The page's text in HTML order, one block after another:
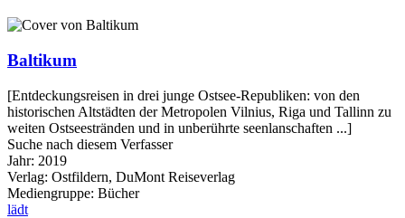
Baltikum
[Entdeckungsreisen in drei junge Ostsee-Republiken: von den
historischen Altstädten der Metropolen Vilnius, Riga und Tallinn zu
weiten Ostseestränden und in unberührte seenlanschaften ...]
Suche nach diesem Verfasser
Jahr: 2019
Verlag: Ostfildern, DuMont Reiseverlag
Mediengruppe: Bücher
lädt